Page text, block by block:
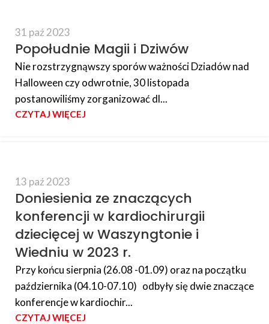
31 paź 2023
Popołudnie Magii i Dziwów
Nie rozstrzygnąwszy sporów ważności Dziadów nad
Halloween czy odwrotnie, 30 listopada
postanowiliśmy zorganizować dl...
CZYTAJ WIĘCEJ
13 paź 2023
Doniesienia ze znaczących
konferencji w kardiochirurgii
dziecięcej w Waszyngtonie i
Wiedniu w 2023 r.
Przy końcu sierpnia (26.08 -01.09) oraz na początku
października (04.10-07.10) odbyły się dwie znaczące
konferencje w kardiochir...
CZYTAJ WIĘCEJ